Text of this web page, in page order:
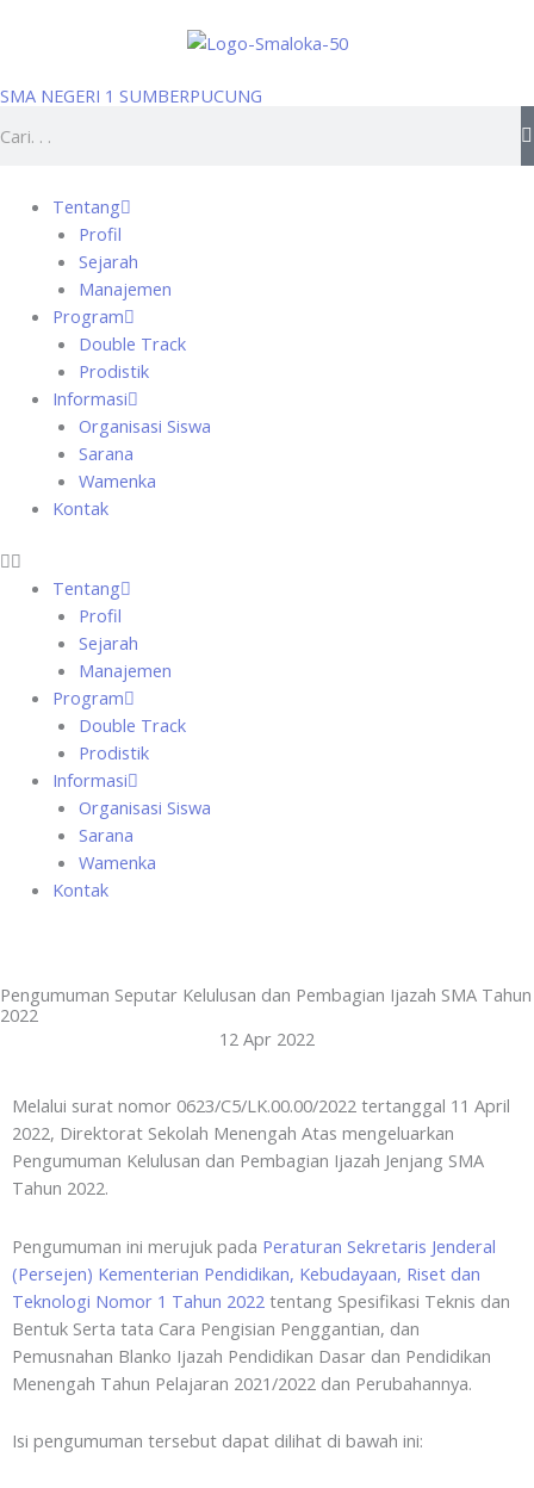
SMA NEGERI 1 SUMBERPUCUNG
Tentang
Profil
Sejarah
Manajemen
Program
Double Track
Prodistik
Informasi
Organisasi Siswa
Sarana
Wamenka
Kontak
Tentang
Profil
Sejarah
Manajemen
Program
Double Track
Prodistik
Informasi
Organisasi Siswa
Sarana
Wamenka
Kontak
Pengumuman Seputar Kelulusan dan Pembagian Ijazah SMA Tahun
2022
12 Apr 2022
Melalui surat nomor 0623/C5/LK.00.00/2022 tertanggal 11 April
2022, Direktorat Sekolah Menengah Atas mengeluarkan
Pengumuman Kelulusan dan Pembagian Ijazah Jenjang SMA
Tahun 2022.
Pengumuman ini merujuk pada Peraturan Sekretaris Jenderal
(Persejen) Kementerian Pendidikan, Kebudayaan, Riset dan
Teknologi Nomor 1 Tahun 2022 tentang Spesifikasi Teknis dan
Bentuk Serta tata Cara Pengisian Penggantian, dan
Pemusnahan Blanko Ijazah Pendidikan Dasar dan Pendidikan
Menengah Tahun Pelajaran 2021/2022 dan Perubahannya.
Isi pengumuman tersebut dapat dilihat di bawah ini: